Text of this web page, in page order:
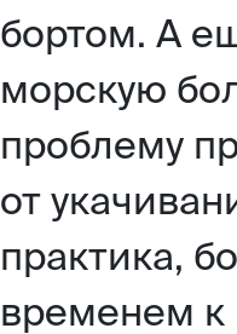
бортом. А
морскую
проблему
от
практика,
временем к